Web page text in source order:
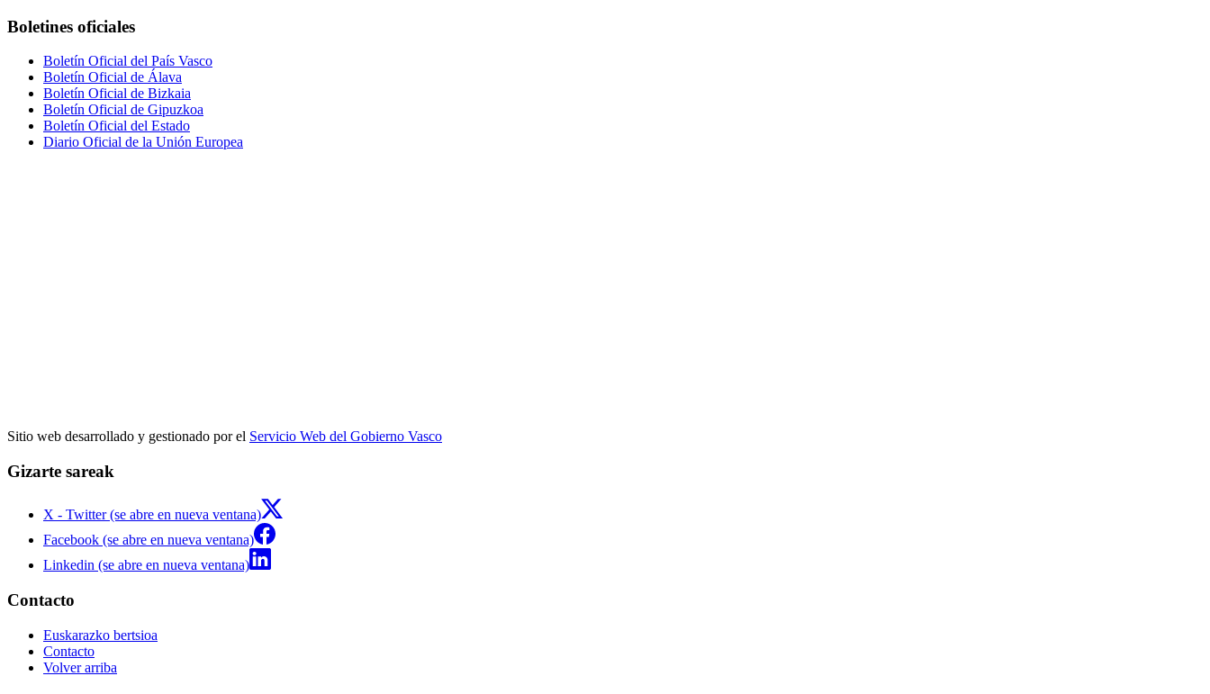
Boletines oficiales
Boletín Oficial del País Vasco
Boletín Oficial de Álava
Boletín Oficial de Bizkaia
Boletín Oficial de Gipuzkoa
Boletín Oficial del Estado
Diario Oficial de la Unión Europea
Sitio web desarrollado y gestionado por el Servicio Web del Gobierno Vasco
Gizarte sareak
X - Twitter (se abre en nueva ventana)
Facebook (se abre en nueva ventana)
Linkedin (se abre en nueva ventana)
Contacto
Euskarazko bertsioa
Contacto
Volver arriba